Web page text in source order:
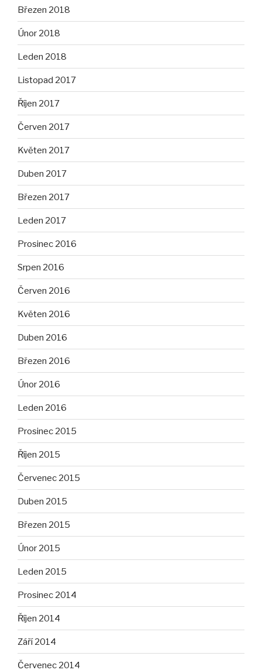
Březen 2018
Únor 2018
Leden 2018
Listopad 2017
Říjen 2017
Červen 2017
Květen 2017
Duben 2017
Březen 2017
Leden 2017
Prosinec 2016
Srpen 2016
Červen 2016
Květen 2016
Duben 2016
Březen 2016
Únor 2016
Leden 2016
Prosinec 2015
Říjen 2015
Červenec 2015
Duben 2015
Březen 2015
Únor 2015
Leden 2015
Prosinec 2014
Říjen 2014
Září 2014
Červenec 2014